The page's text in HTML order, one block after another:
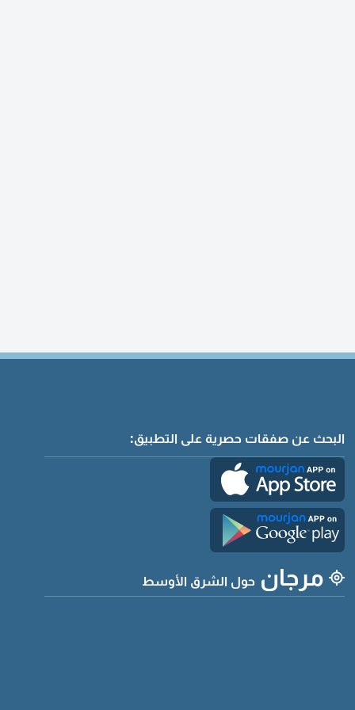
البحث عن صفقات حصرية على التطبيق:
مرجان حول الشرق الأوسط